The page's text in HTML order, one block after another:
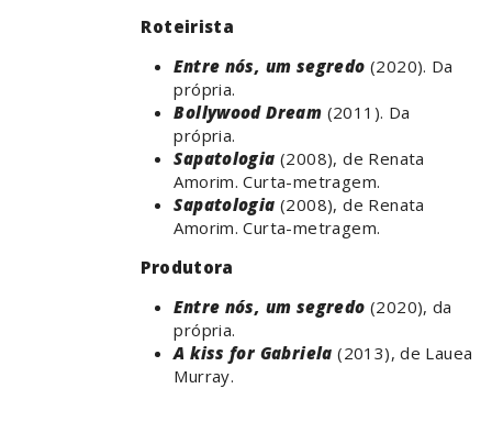
Roteirista
Entre nós, um segredo (2020). Da
própria.
Bollywood Dream (2011). Da
própria.
Sapatologia (2008), de Renata
Amorim. Curta-metragem.
Sapatologia (2008), de Renata
Amorim. Curta-metragem.
Produtora
Entre nós, um segredo (2020), da
própria.
A kiss for Gabriela (2013), de Lauea
Murray.